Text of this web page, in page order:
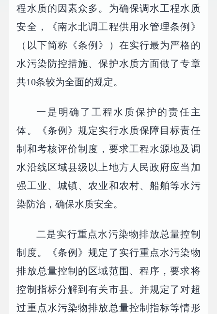
程水质的因素众多。为确保调水工程水质
安全，《南水北调工程供用水管理条例》
（以下简称《条例》）在实行最为严格的
水污染防控措施、保护水质方面做了专章
共10条较为全面的规定。
一是明确了工程水质保护的责任主
体。《条例》规定实行水质保障目标责任
制和考核评价制度，要求工程水源地及调
水沿线区域县级以上地方人民政府应当加
强工业、城镇、农业和农村、船舶等水污
染防治，确保水质安全。
二是实行重点水污染物排放总量控制
制度。《条例》规定了实行重点水污染物
排放总量控制的区域范围、程序，要求将
控制指标分解到有关市县。并规定了对超
过重点水污染物排放总量控制指标等情形